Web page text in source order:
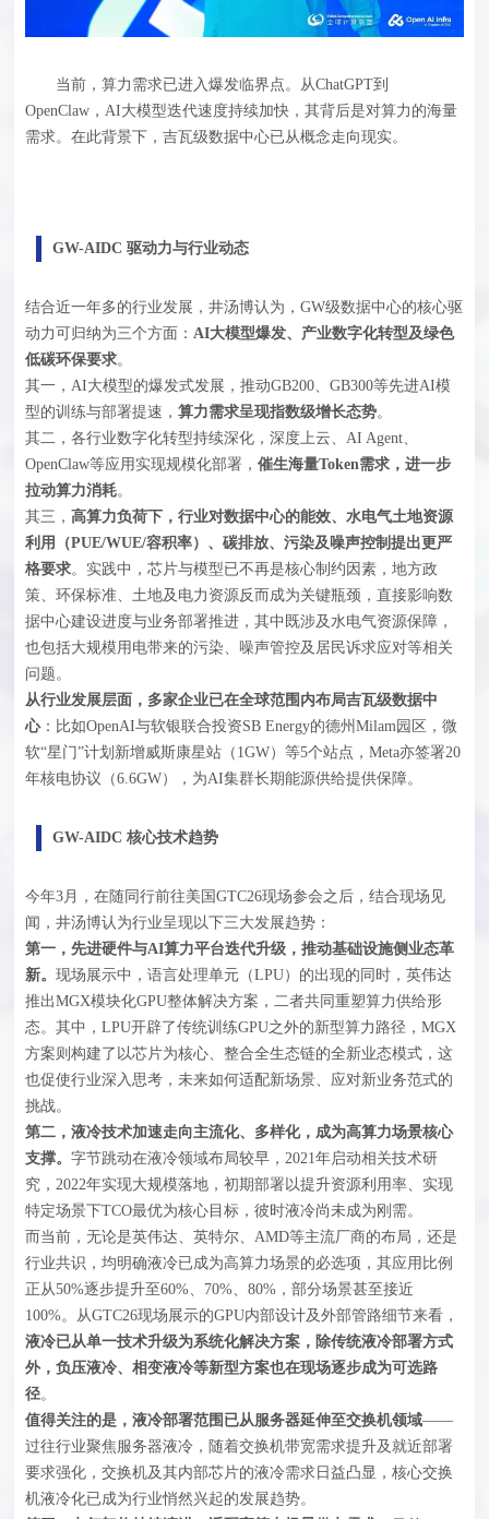
当前，算力需求已进入爆发临界点。从ChatGPT到
OpenClaw，AI大模型迭代速度持续加快，其背后是对算力的海量
需求。在此背景下，吉瓦级数据中心已从概念走向现实。
GW-AIDC 驱动力与行业动态
结合近一年多的行业发展，井汤博认为，GW级数据中心的核心驱
动力可归纳为三个方面： AI大模型爆发、产业数字化转型及绿色
低碳环保要求。
其一，AI大模型的爆发式发展，推动GB200、GB300等先进AI模
型的训练与部署提速，算力需求呈现指数级增长态势。
其二，各行业数字化转型持续深化，深度上云、 AI Agent
OpenClaw等应用实现规模化部署，催生海量Token需求，进一步
拉动算力消耗。
其三，高算力负荷下，行业对数据中心的能效、水电气土地资源
利用（PUE/WUE/容积率）、碳排放、污染及噪声控制提出更严
格要求。实践中，芯片与模型已不再是核心制约因素，地方政
策、环保标准、土地及电力资源反而成为关键瓶颈，直接影响数
据中心建设进度与业务部署推进，其中既涉及水电气资源保障，
也包括大规模用电带来的污染、噪声管控及居民诉求应对等相关
问题。
从行业发展层面，多家企业已在全球范围内布局吉瓦级数据中
心：比如OpenAI与软银联合投资SB Energy的德州Milam园区，微
软“星门”计划新增威斯康星站（1GW）等5个站点，Meta亦签署20
年核电协议（6.6GW），为AI集群长期能源供给提供保障。
GW-AIDC 核心技术趋势
今年3月，在随同行前往美国GTC26现场参会之后，结合现场见
闻，井汤博认为行业呈现以下三大发展趋势：
第一，先进硬件与AI算力平台迭代升级，推动基础设施侧业态革
新。现场展示中，语言处理单元（LPU）的出现的同时，英伟达
推出MGX模块化GPU整体解决方案，二者共同重塑算力供给形
态。其中，LPU开辟了传统训练GPU之外的新型算力路径，MGX
方案则构建了以芯片为核心、整合全生态链的全新业态模式，这
也促使行业深入思考，未来如何适配新场景、应对新业务范式的
挑战。
第二，液冷技术加速走向主流化、多样化，成为高算力场景核心
支撑。字节跳动在液冷领域布局较早，2021年启动相关技术研
究，2022年实现大规模落地，初期部署以提升资源利用率、实现
特定场景下TCO最优为核心目标，彼时液冷尚未成为刚需。
而当前，无论是英伟达、英特尔、AMD等主流厂商的布局，还是
行业共识，均明确液冷已成为高算力场景的必选项，其应用比例
正从50%逐步提升至60%、70%、80%，部分场景甚至接近
100%。从GTC26现场展示的GPU内部设计及外部管路细节来看，
液冷已从单一技术升级为系统化解决方案，除传统液冷部署方式
外，负压液冷、相变液冷等新型方案也在现场逐步成为可选路
径。
值得关注的是，液冷部署范围已从服务器延伸至交换机领域——
过往行业聚焦服务器液冷，随着交换机带宽需求提升及就近部署
要求强化，交换机及其内部芯片的液冷需求日益凸显，核心交换
机液冷化已成为行业悄然兴起的发展趋势。